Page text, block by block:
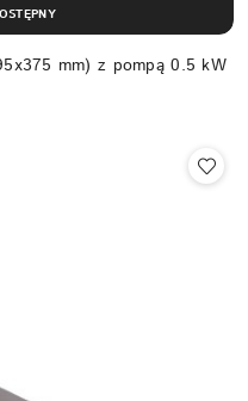
mm) z pompą 0.5 kW